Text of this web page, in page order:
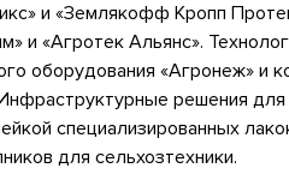
и «Землякофф Кропп
и «Агротек Альянс».
оборудования «Агронеж» и
решения
специализированных
для сельхозтехники.